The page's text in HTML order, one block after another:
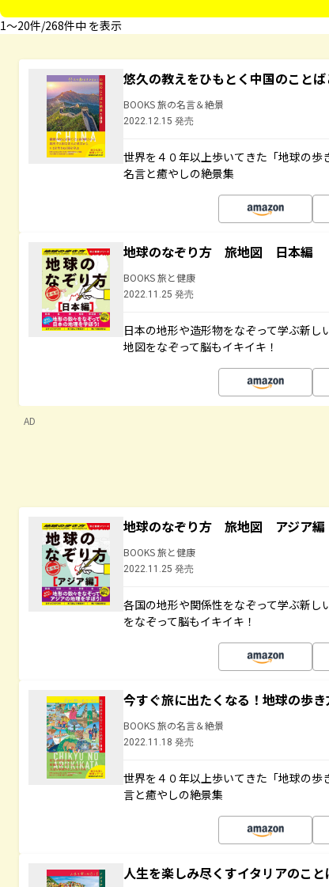
1〜20件/268件中 を表示
悠久の教えをひもとく中国のことば
BOOKS 旅の名言＆絶景
2022.12.15 発売
世界を４０年以上歩いてきた「地球の
名言と癒やしの絶景集
地球のなぞり方 旅地図 日本編
BOOKS 旅と健康
2022.11.25 発売
日本の地形や造形物をなぞって学ぶ新
地図をなぞって脳もイキイキ！
AD
地球のなぞり方 旅地図 アジア編
BOOKS 旅と健康
2022.11.25 発売
各国の地形や関係性をなぞって学ぶ新
をなぞって脳もイキイキ！
今すぐ旅に出たくなる！地球の歩
BOOKS 旅の名言＆絶景
2022.11.18 発売
世界を４０年以上歩いてきた「地球の
言と癒やしの絶景集
人生を楽しみ尽くすイタリアのこと